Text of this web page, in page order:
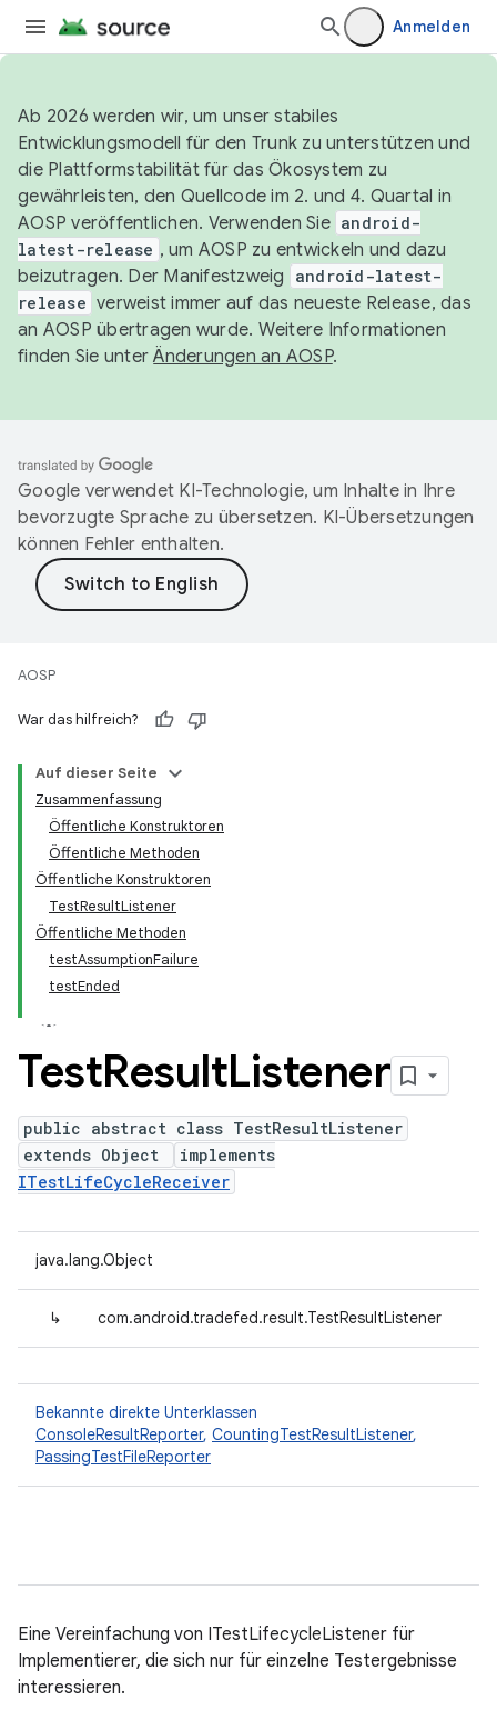
Anmelden
Ab 2026 werden wir, um unser stabiles
Entwicklungsmodell für den Trunk zu unterstützen und
die Plattformstabilität für das Ökosystem zu
gewährleisten, den Quellcode im 2. und 4. Quartal in
AOSP veröffentlichen. Verwenden Sie android-
latest-release , um AOSP zu entwickeln und dazu
beizutragen. Der Manifestzweig
android-latest-
release verweist immer auf das neueste Release, das
an AOSP übertragen wurde. Weitere Informationen
finden Sie unterÄnderungen an AOSP.
Google verwendet KI-Technologie, um Inhalte in Ihre
bevorzugte Sprache zu übersetzen. KI-Übersetzungen
können Fehler enthalten.
AOSP
War das hilfreich?
Auf dieser Seite
Zusammenfassung
Öffentliche Konstruktoren
Öffentliche Methoden
Öffentliche Konstruktoren
TestResultListener
Öffentliche Methoden
testAssumptionFailure
testEnded
TestResultListener
public abstract class TestResultListener
extends Object
implements
ITestLifeCycleReceiver
java.lang.Object
↳ com.android.tradefed.result.TestResultListener
Bekannte direkte Unterklassen
ConsoleResultReporter, CountingTestResultListener,
PassingTestFileReporter
Eine Vereinfachung von ITestLifecycleListener für
Implementierer, die sich nur für einzelne Testergebnisse
interessieren.